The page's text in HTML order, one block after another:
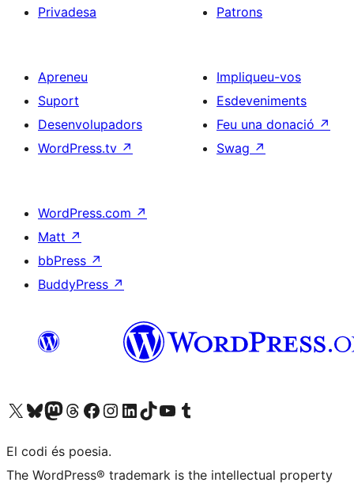
Privadesa
Patrons
Apreneu
Suport
Desenvolupadors
WordPress.tv ↗
Impliqueu-vos
Esdeveniments
Feu una donació ↗
Swag ↗
WordPress.com ↗
Matt ↗
bbPress ↗
BuddyPress ↗
Visiteu el nostre compte X (abans Twitter)
Visiteu el nostre compte de Bluesky
Visiteu el nostre compte al Mastodon
Visiteu el nostre compte de Threads
Visiteu la nostra pàgina al Facebook
Visiteu el nostre compte d'Instagram
Visiteu el nostre compte de LinkedIn
Visiteu el nostre compte de TikTok
Visiteu el nostre canal al YouTube
Visiteu el nostre compte de Tumblr
El codi és poesia.
The WordPress® trademark is the intellectual property